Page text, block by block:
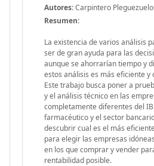
Autores:Carpintero
Resumen:
La existencia de varios análisis
ser de gran ayuda para las
aunque se ahorrarían tiempo y
estos análisis es más eficiente
Este trabajo busca poner a
y el análisis técnico en las
completamente diferentes del
farmacéutico y el sector
descubrir cual es el más
para elegir las empresas
en los que comprar y vender
rentabilidad posible.